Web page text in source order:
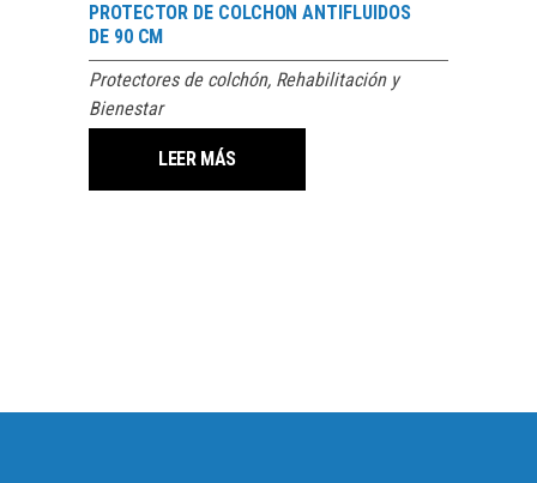
PROTECTOR DE COLCHON ANTIFLUIDOS
DE 90 CM
Protectores de colchón, Rehabilitación y
Bienestar
LEER MÁS